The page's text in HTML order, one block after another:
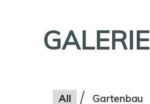
GALERIE
All Gartenbau